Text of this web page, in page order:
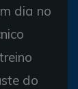
dia no
do